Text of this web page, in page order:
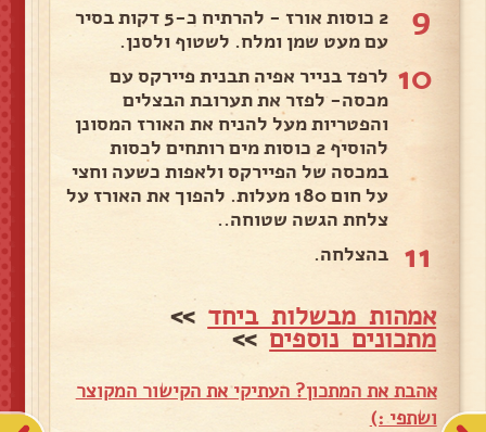
9
2 כוסות אורז - להרתיח כ-5 דקות בסיר
עם מעט שמן ומלח. לשטוף ולסנן.
10 לרפד בנייר אפיה תבנית פיירקס עם
מכסה- לפזר את תערובת הבצלים
והפטריות מעל להניח את האורז המסונן
להוסיף 2 כוסות מים רותחים לכסות
במכסה של הפיירקס ולאפות כשעה וחצי
על חום 180 מעלות. להפוך את האורז על
צלחת הגשה שטוחה..
11 בהצלחה.
אמהות מבשלות ביחד >>
מתכונים נוספים>>
אהבת את המתכון? העתיקי את הקישור המקוצר
ושתפי :)